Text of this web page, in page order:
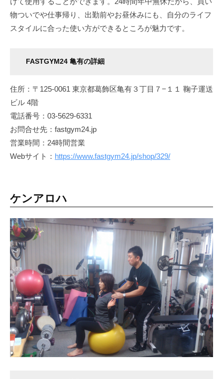
物ついでや仕事帰り、出勤前やお昼休みにも、自分のライフ
スタイルに合った使い方ができるところが魅力です。
FASTGYM24 亀有の詳細
住所：〒125-0061 東京都葛飾区亀有３丁目７−１１ 鞠子運送
ビル 4階
電話番号：03-5629-6331
お問合せ先：fastgym24.jp
営業時間：24時間営業
Webサイト： https://www.fastgym24.jp/shop/329/
ケンアロハ